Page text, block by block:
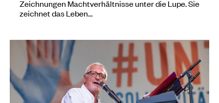
Zeichnungen Machtverhältnisse unter die Lupe. Sie
zeichnet das Leben…